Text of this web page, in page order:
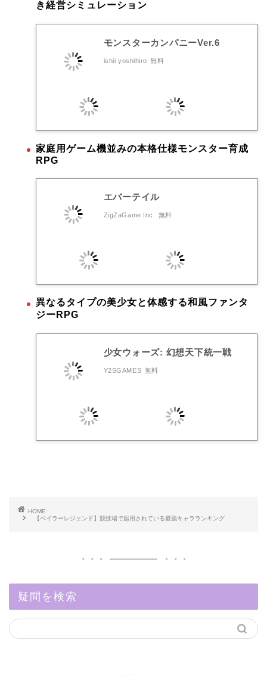
き経営シミュレーション
モンスターカンパニーVer.6
ishii yoshihiro 無料
家庭用ゲーム機並みの本格仕様モンスター育成
RPG
エバーテイル
ZigZaGame Inc. 無料
異なるタイプの美少女と体感する和風ファンタ
ジーRPG
少女ウォーズ: 幻想天下統一戦
Y2SGAMES 無料
HOME
【ベイラーレジェンド】競技場で起用されている最強キャラランキング
疑問を検索